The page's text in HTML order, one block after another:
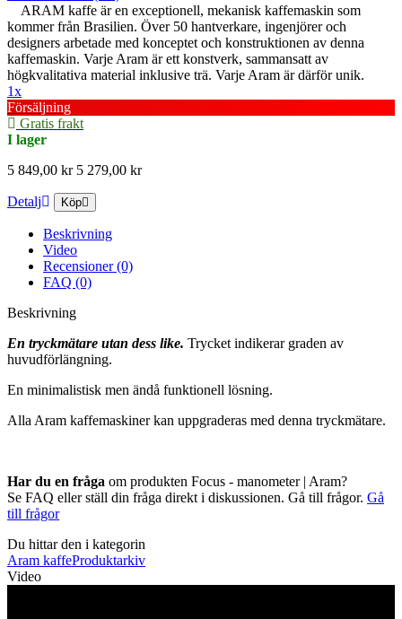
ARAM kaffe är en exceptionell, mekanisk kaffemaskin som
kommer från Brasilien. Över 50 hantverkare, ingenjörer och
designers arbetade med konceptet och konstruktionen av denna
kaffemaskin. Varje Aram är ett konstverk, sammansatt av
högkvalitativa material inklusive trä. Varje Aram är därför unik.
1x
Försäljning
Gratis frakt
I lager
5 849,00 kr 5 279,00 kr
Detalj Köp
Beskrivning
Video
Recensioner (0)
FAQ (0)
Beskrivning
En tryckmätare utan dess like. Trycket indikerar graden av
huvudförlängning.
En minimalistisk men ändå funktionell lösning.
Alla Aram kaffemaskiner kan uppgraderas med denna tryckmätare.
Har du en fråga om produkten Focus - manometer | Aram?
Se FAQ eller ställ din fråga direkt i diskussionen. Gå till frågor. Gå
till frågor
Du hittar den i kategorin
Aram kaffeProduktarkiv
Video